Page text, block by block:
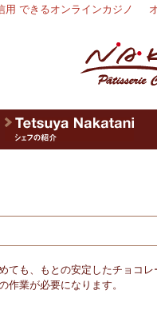
用 できるオンラインカジノ
ても、もとの安定したチョコ
作業が必要になります。